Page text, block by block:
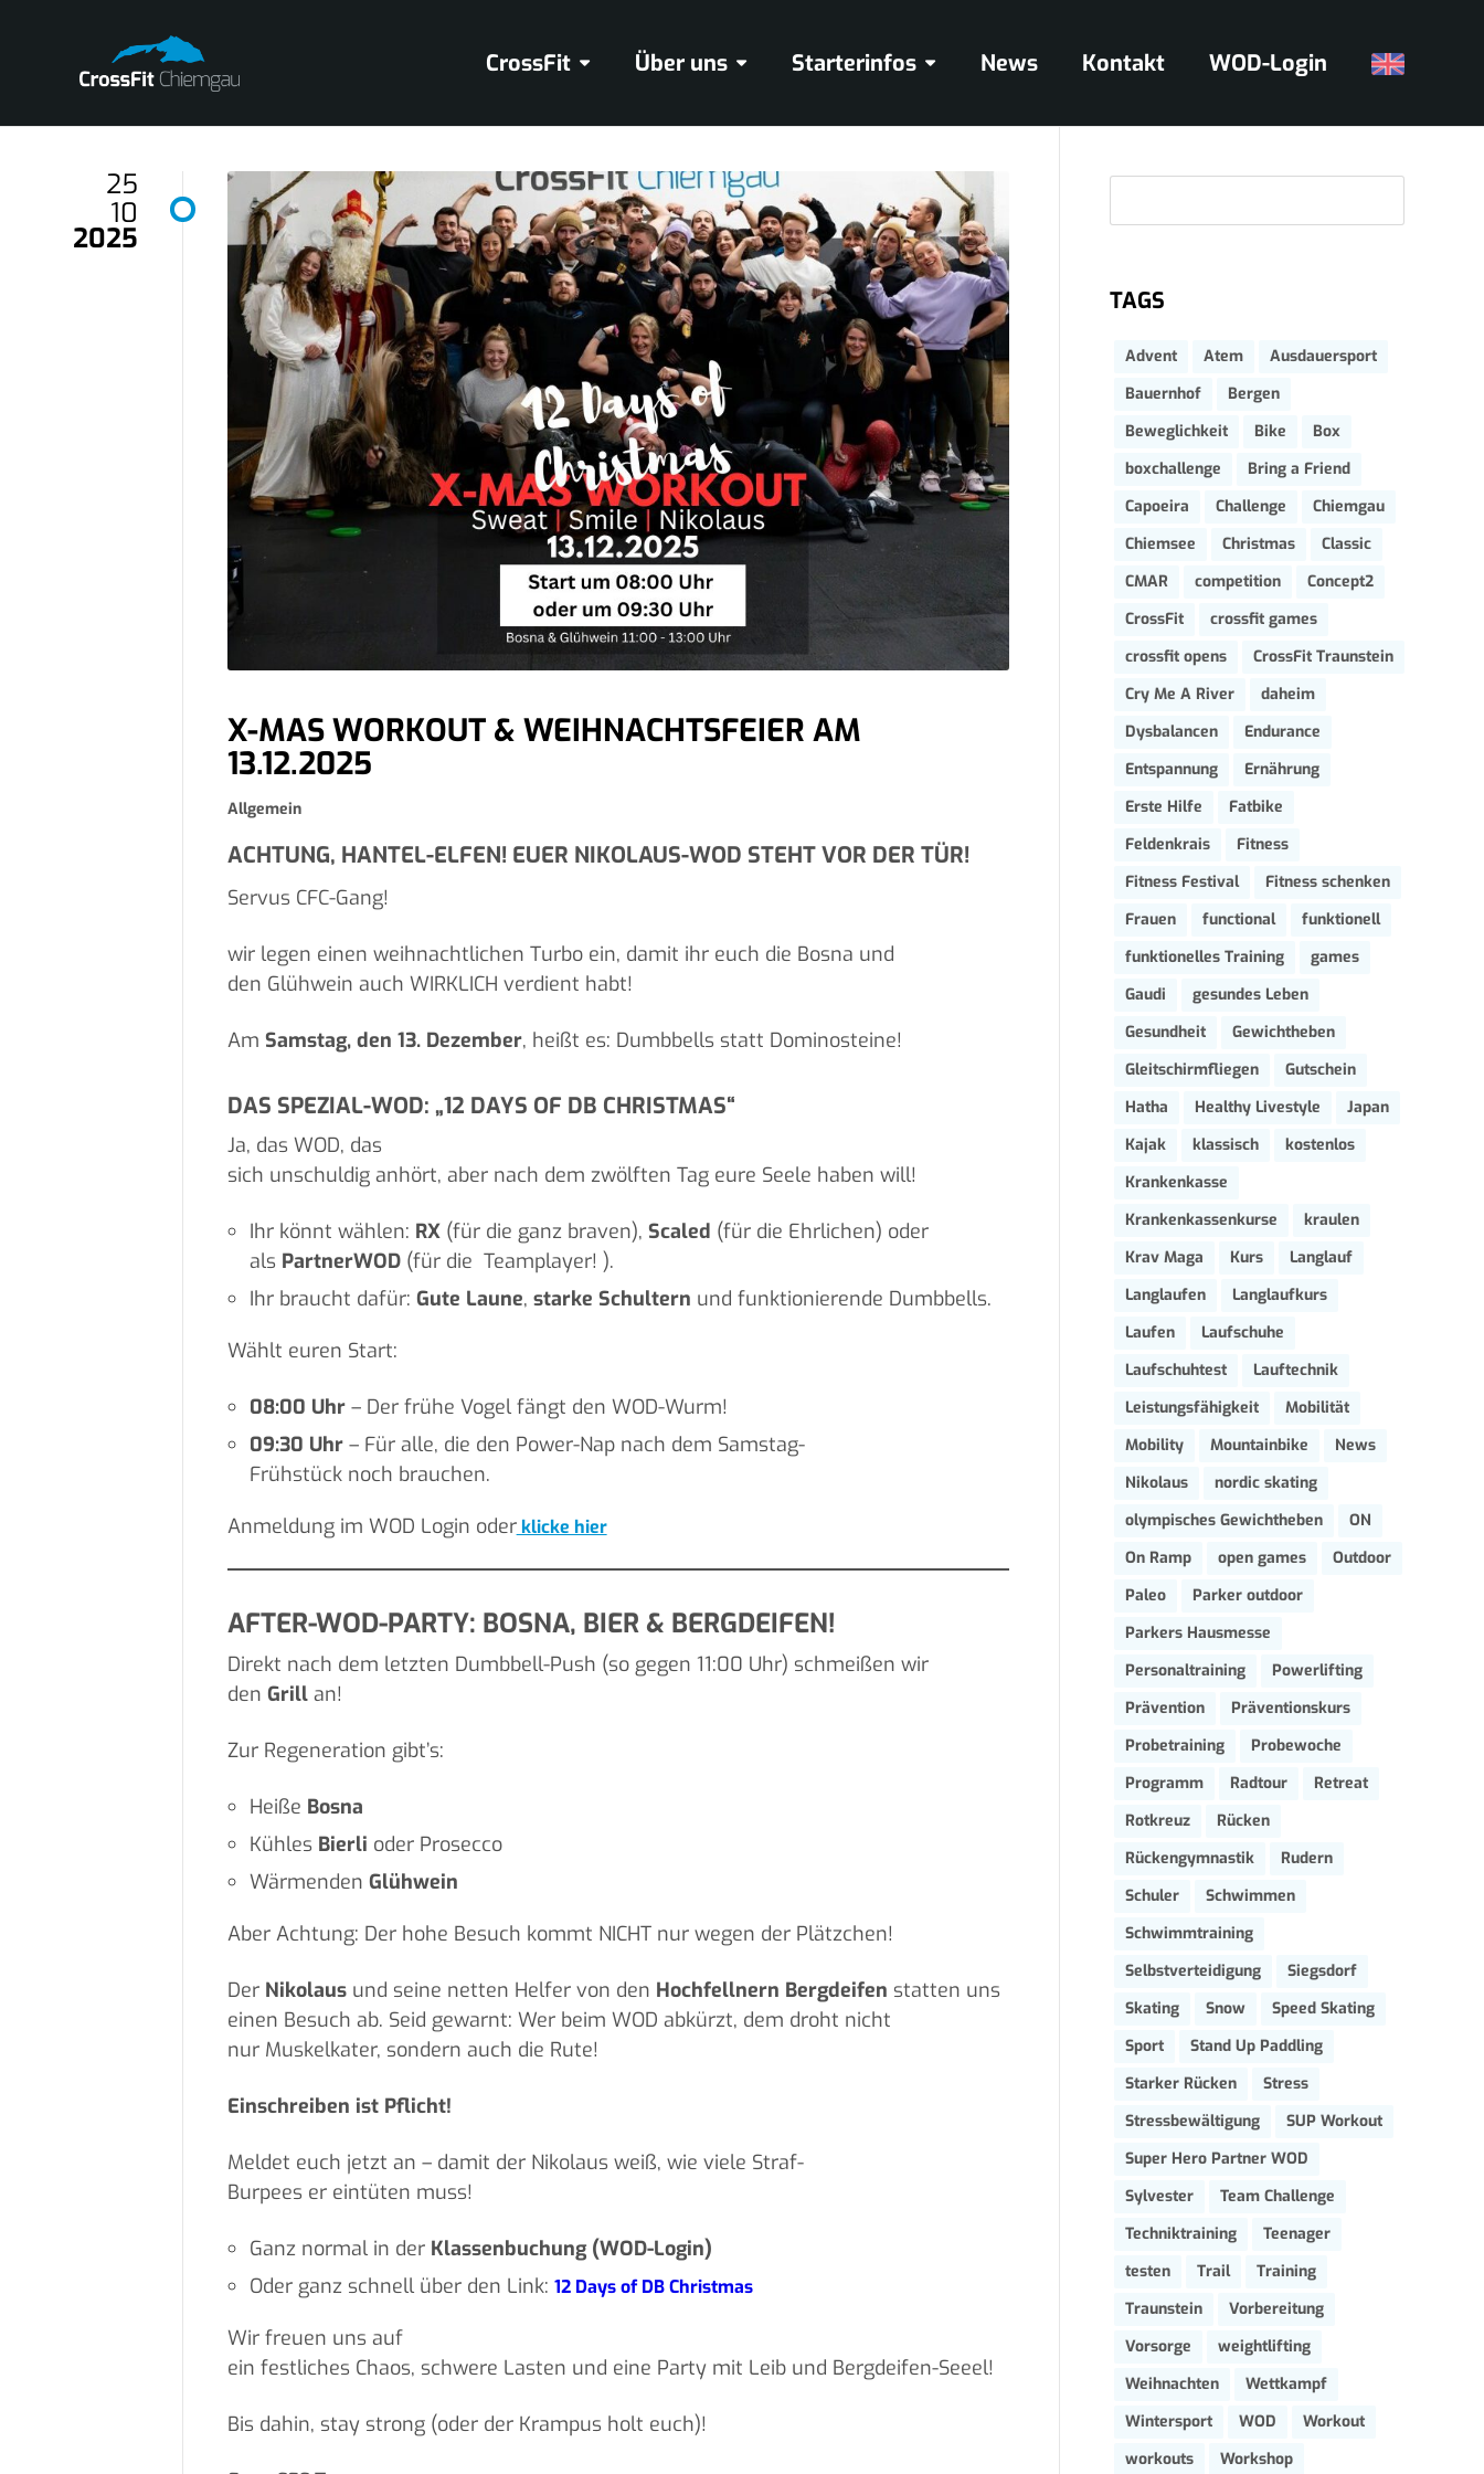
CrossFit Über uns Starterinfos News Kontakt WOD-Login
25
10
2025
X-MAS WORKOUT & WEIHNACHTSFEIER AM
13.12.2025
Allgemein
ACHTUNG, HANTEL-ELFEN! EUER NIKOLAUS-WOD STEHT VOR DER TÜR!
Servus CFC-Gang!
wir legen einen weihnachtlichen Turbo ein, damit ihr euch die Bosna und
den Glühwein auch WIRKLICH verdient habt!
Am Samstag, den 13. Dezember, heißt es: Dumbbells statt Dominosteine!
DAS SPEZIAL-WOD: „12 DAYS OF DB CHRISTMAS“
Ja, das WOD, das
sich unschuldig anhört, aber nach dem zwölften Tag eure Seele haben will!
Ihr könnt wählen: RX(für die ganz braven), Scaled (für die Ehrlichen) oder
als PartnerWOD(für die Teamplayer! ).
Ihr braucht dafür: Gute Laune, starke Schultern und funktionierende Dumbbells.
Wählt euren Start:
08:00 Uhr– Der frühe Vogel fängt den WOD-Wurm!
09:30 Uhr– Für alle, die den Power-Nap nach dem Samstag-
Frühstück noch brauchen.
Anmeldung im WOD Login oderklicke hier
AFTER-WOD-PARTY: BOSNA, BIER & BERGDEIFEN!
Direkt nach dem letzten Dumbbell-Push (so gegen 11:00 Uhr) schmeißen wir
den Grillan!
Zur Regeneration gibt’s:
Heiße Bosna
Kühles Bierli oder Prosecco
Wärmenden Glühwein
Aber Achtung: Der hohe Besuch kommt NICHT nur wegen der Plätzchen!
Der Nikolausund seine netten Helfer von den Hochfellnern Bergdeifen statten uns
einen Besuch ab. Seid gewarnt: Wer beim WOD abkürzt, dem droht nicht
nur Muskelkater, sondern auch die Rute!
Einschreiben ist Pflicht!
Meldet euch jetzt an – damit der Nikolaus weiß, wie viele Straf-
Burpees er eintüten muss!
Ganz normal in der Klassenbuchung (WOD-Login)
Oder ganz schnell über den Link: 12 Days of DB Christmas
Wir freuen uns auf
ein festliches Chaos, schwere Lasten und eine Party mit Leib und Bergdeifen-Seeel!
Bis dahin, stay strong (oder der Krampus holt euch)!
TAGS
Advent Atem
Ausdauersport
Bauernhof
Bergen
Beweglichkeit
Bike
Box
boxchallenge
Bring a Friend
Capoeira
Challenge
Chiemgau
Chiemsee
Christmas
Classic
CMAR
competition
Concept2
CrossFit
crossfit games
crossfit opens
CrossFit Traunstein
Cry Me A River
daheim
Dysbalancen
Endurance
Entspannung
Ernährung
Erste Hilfe
Fatbike
Feldenkrais
Fitness
Fitness Festival
Fitness schenken
Frauen
functional
funktionell
funktionelles Training
games
Gaudi
gesundes Leben
Gesundheit
Gewichtheben
Gleitschirmfliegen
Gutschein
Hatha
Healthy Livestyle
Japan
Kajak
klassisch
kostenlos
Krankenkasse
Krankenkassenkurse
kraulen
Krav Maga
Kurs
Langlauf
Langlaufen
Langlaufkurs
Laufen
Laufschuhe
Laufschuhtest
Lauftechnik
Leistungsfähigkeit
Mobilität
Mobility
Mountainbike
News
Nikolaus
nordic skating
olympisches Gewichtheben
ON
On Ramp
open games
Outdoor
Paleo
Parker outdoor
Parkers Hausmesse
Personaltraining
Powerlifting
Prävention
Präventionskurs
Probetraining
Probewoche
Programm
Radtour
Retreat
Rotkreuz
Rücken
Rückengymnastik
Rudern
Schuler
Schwimmen
Schwimmtraining
Selbstverteidigung
Siegsdorf
Skating
Snow
Speed Skating
Sport
Stand Up Paddling
Starker Rücken
Stress
Stressbewältigung
SUP Workout
Super Hero Partner WOD
Sylvester
Team Challenge
Techniktraining
Teenager
testen
Trail
Training
Traunstein
Vorbereitung
Vorsorge
weightlifting
Weihnachten
Wettkampf
Wintersport
WOD
Workout
workouts
Workshop